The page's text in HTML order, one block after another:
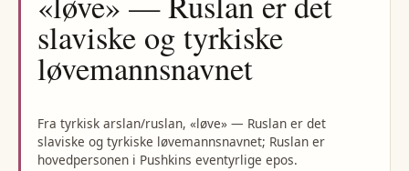
slaviske og tyrkiske
løvemannsnavnet
Fra tyrkisk arslan/ruslan, «løve» — Ruslan er det
slaviske og tyrkiske løvemannsnavnet; Ruslan er
hovedpersonen i Pushkins eventyrlige epos.